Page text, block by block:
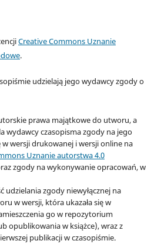
Creative Commons Uznanie
.
udzielają jego wydawcy zgody o
prawa majątkowe do utworu, a
wydawcy czasopisma zgody na jego
w wersji drukowanej i wersji online na
Uznanie autorstwa 4.0
zgody na wykonywanie opracowań, w
udzielania zgody niewyłącznej na
w wersji, która ukazała się w
go w repozytorium
opublikowania w książce), wraz z
publikacji w czasopiśmie.